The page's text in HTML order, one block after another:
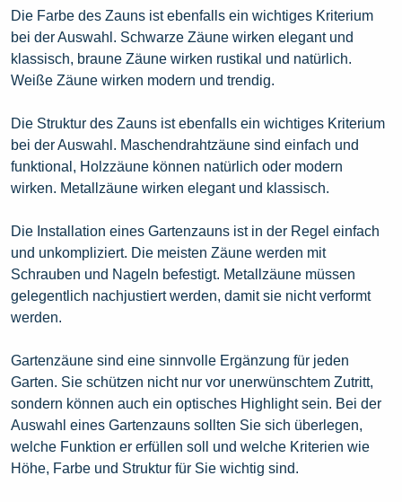
Die Farbe des Zauns ist ebenfalls ein wichtiges Kriterium
bei der Auswahl. Schwarze Zäune wirken elegant und
klassisch, braune Zäune wirken rustikal und natürlich.
Weiße Zäune wirken modern und trendig.
Die Struktur des Zauns ist ebenfalls ein wichtiges Kriterium
bei der Auswahl. Maschendrahtzäune sind einfach und
funktional, Holzzäune können natürlich oder modern
wirken. Metallzäune wirken elegant und klassisch.
Die Installation eines Gartenzauns ist in der Regel einfach
und unkompliziert. Die meisten Zäune werden mit
Schrauben und Nageln befestigt. Metallzäune müssen
gelegentlich nachjustiert werden, damit sie nicht verformt
werden.
Gartenzäune sind eine sinnvolle Ergänzung für jeden
Garten. Sie schützen nicht nur vor unerwünschtem Zutritt,
sondern können auch ein optisches Highlight sein. Bei der
Auswahl eines Gartenzauns sollten Sie sich überlegen,
welche Funktion er erfüllen soll und welche Kriterien wie
Höhe, Farbe und Struktur für Sie wichtig sind.